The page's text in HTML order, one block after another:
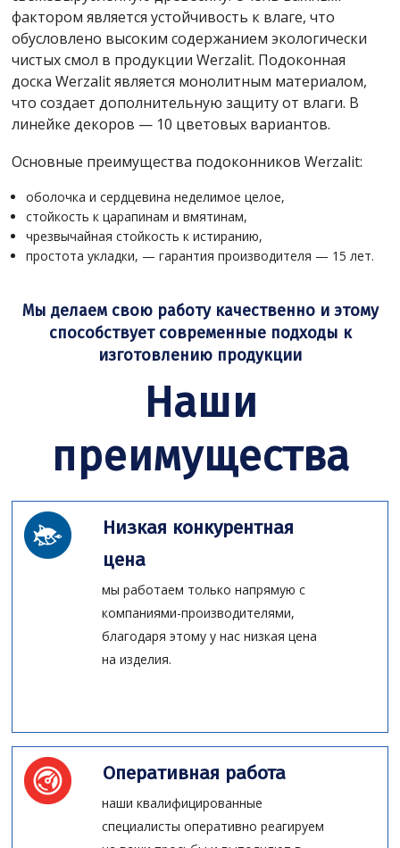
фактором является устойчивость к влаге, что
обусловлено высоким содержанием экологически
чистых смол в продукции Werzalit. Подоконная
доска Werzalit является монолитным материалом,
что создает дополнительную защиту от влаги. В
линейке декоров — 10 цветовых вариантов.
Основные преимущества подоконников Werzalit:
оболочка и сердцевина неделимое целое,
стойкость к царапинам и вмятинам,
чрезвычайная стойкость к истиранию,
простота укладки, — гарантия производителя — 15 лет.
Мы делаем свою работу качественно и этому
способствует современные подходы к
изготовлению продукции
Наши
преимущества
Низкая конкурентная
цена
мы работаем только напрямую с
компаниями-производителями,
благодаря этому у нас низкая цена
на изделия.
Оперативная работа
наши квалифицированные
специалисты оперативно реагируем